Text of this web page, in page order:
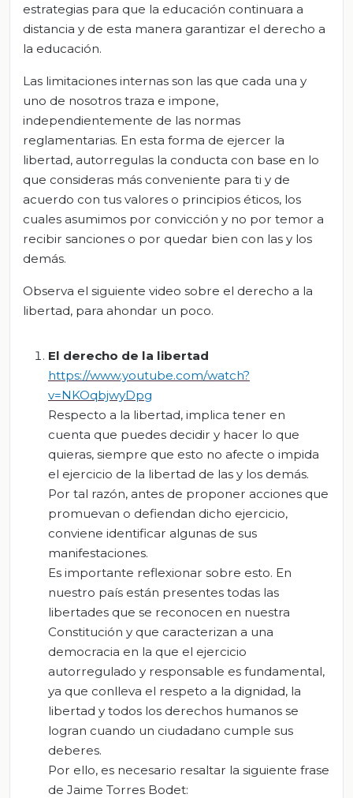
estrategias para que la educación continuara a
distancia y de esta manera garantizar el derecho a
la educación.
Las limitaciones internas son las que cada una y
uno de nosotros traza e impone,
independientemente de las normas
reglamentarias. En esta forma de ejercer la
libertad, autorregulas la conducta con base en lo
que consideras más conveniente para ti y de
acuerdo con tus valores o principios éticos, los
cuales asumimos por convicción y no por temor a
recibir sanciones o por quedar bien con las y los
demás.
Observa el siguiente video sobre el derecho a la
libertad, para ahondar un poco.
El derecho de la libertad
https://www.youtube.com/watch?
v=NKOqbjwyDpg
Respecto a la libertad, implica tener en
cuenta que puedes decidir y hacer lo que
quieras, siempre que esto no afecte o impida
el ejercicio de la libertad de las y los demás.
Por tal razón, antes de proponer acciones que
promuevan o defiendan dicho ejercicio,
conviene identificar algunas de sus
manifestaciones.
Es importante reflexionar sobre esto. En
nuestro país están presentes todas las
libertades que se reconocen en nuestra
Constitución y que caracterizan a una
democracia en la que el ejercicio
autorregulado y responsable es fundamental,
ya que conlleva el respeto a la dignidad, la
libertad y todos los derechos humanos se
logran cuando un ciudadano cumple sus
deberes.
Por ello, es necesario resaltar la siguiente frase
de Jaime Torres Bodet: